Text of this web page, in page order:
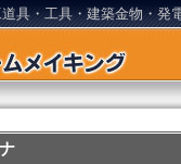
具・工具・建築金物・発